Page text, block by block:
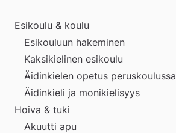
extern
webbplats
Esikoulu & koulu
Esikouluun hakeminen
Kaksikielinen esikoulu
Äidinkielen opetus peruskoulussa
Äidinkieli ja monikielisyys
Hoiva & tuki
Akuutti apu